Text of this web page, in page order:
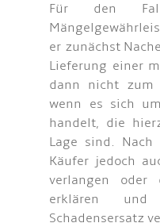
Für den
er zunächst
Lieferung einer
dann nicht zum
wenn es sich
handelt, die
Lage sind.
Käufer jedoch
verlangen oder
erklären
Schadensersatz